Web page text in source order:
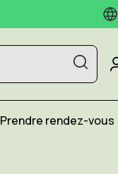
Prendre rendez-vous